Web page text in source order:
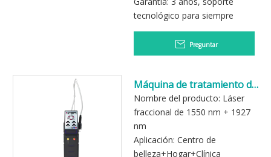
tecnológico para siempre
Preguntar
Máquina de tratamiento de
longitudes de onda duales
1550 1927nm
Nombre del producto: Láser
fraccional de 1550 nm + 1927
nm
Aplicación: Centro de
belleza+Hogar+Clínica